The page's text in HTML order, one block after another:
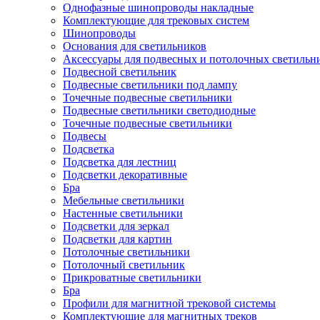
Однофазные шинопроводы накладные
Комплектующие для трековых систем
Шинопроводы
Основания для светильников
Аксессуары для подвесных и потолочных
Подвесной светильник
Подвесные светильники под лампу
Точечные подвесные светильники
Подвесные светильники светодиодные
Точечные подвесные светильники
Подвесы
Подсветка
Подсветка для лестниц
Подсветки декоративные
Бра
Мебельные светильники
Настенные светильники
Подсветки для зеркал
Подсветки для картин
Потолочные светильники
Потолочный светильник
Прикроватные светильники
Бра
Профили для магнитной трековой системы
Комплектующие для магнитных треков